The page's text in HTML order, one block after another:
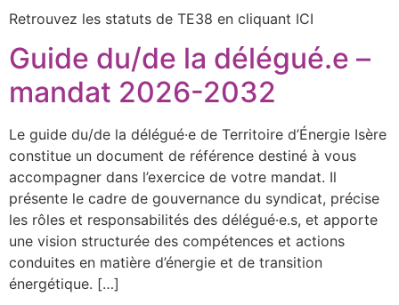
Retrouvez les statuts de TE38 en cliquant ICI
Guide du/de la délégué.e –
mandat 2026-2032
Le guide du/de la délégué·e de Territoire d’Énergie Isère
constitue un document de référence destiné à vous
accompagner dans l’exercice de votre mandat. Il
présente le cadre de gouvernance du syndicat, précise
les rôles et responsabilités des délégué·e.s, et apporte
une vision structurée des compétences et actions
conduites en matière d’énergie et de transition
énergétique. […]